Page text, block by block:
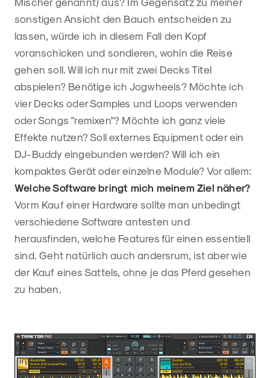
sonstigen Ansicht den Bauch entscheiden zu
lassen, würde ich in diesem Fall den Kopf
voranschicken und sondieren, wohin die Reise
gehen soll. Will ich nur mit zwei Decks Titel
abspielen? Benötige ich Jogwheels? Möchte ich
vier Decks oder Samples und Loops verwenden
oder Songs "remixen"? Möchte ich ganz viele
Effekte nutzen? Soll externes Equipment oder ein
DJ-Buddy eingebunden werden? Will ich ein
kompaktes Gerät oder einzelne Module? Vor allem:
Welche Software bringt mich meinem Ziel näher?
Vorm Kauf einer Hardware sollte man unbedingt
verschiedene Software antesten und
herausfinden, welche Features für einen essentiell
sind. Geht natürlich auch andersrum, ist aber wie
der Kauf eines Sattels, ohne je das Pferd gesehen
zu haben.